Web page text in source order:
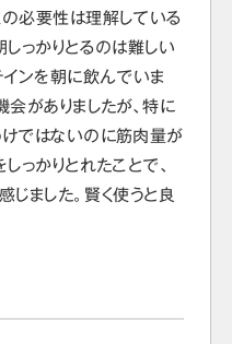
必要性は理解している
っかりとるのは難しい
ンを朝に飲んでいま
がありましたが、特に
ではないのに筋肉量が
っかりとれたことで、
ました。賢く使うと良